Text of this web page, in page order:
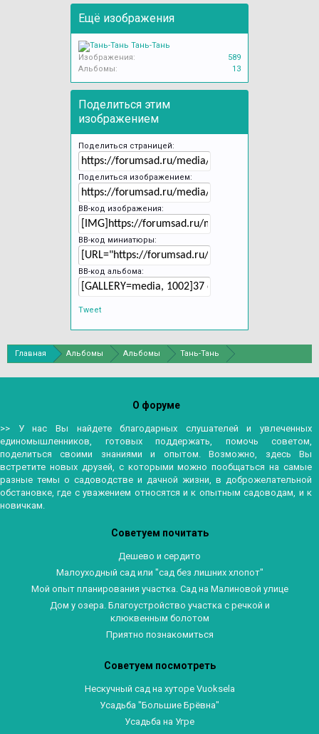
Ещё изображения
Тань-Тань
Изображения:
589
Альбомы:
13
Поделиться этим
изображением
Поделиться страницей:
Поделиться изображением:
BB-код изображения:
BB-код миниатюры:
BB-код альбома:
Tweet
Главная Альбомы Альбомы
Тань-Тань
О форуме
>> У нас Вы найдете благодарных слушателей и увлеченных
единомышленников, готовых поддержать, помочь советом,
поделиться своими знаниями и опытом. Возможно, здесь Вы
встретите новых друзей, с которыми можно пообщаться на самые
разные темы о садоводстве и дачной жизни, в доброжелательной
обстановке, где с уважением относятся и к опытным садоводам, и к
новичкам.
Советуем почитать
Дешево и сердито
Малоуходный сад или "сад без лишних хлопот"
Мой опыт планирования участка. Сад на Малиновой улице
Дом у озера. Благоустройство участка с речкой и
клюквенным болотом
Приятно познакомиться
Советуем посмотреть
Нескучный сад на хуторе Vuoksela
Усадьба "Большие Брёвна"
Усадьба на Угре